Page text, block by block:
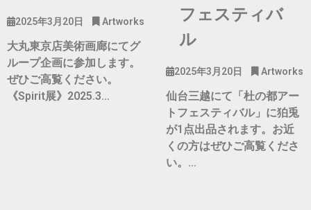
2025年3月20日 Artworks
大丸東京店美術画廊にてグ
ループ企画に参加します。
ぜひご高覧ください。
《Spirit展》2025.3…
フェスティバ
ル
2025年3月20日 Artworks
仙台三越にて「杜の都アー
トフェスティバル」に狛兎
が1点出品されます。お近
くの方はぜひご高覧くださ
い。…